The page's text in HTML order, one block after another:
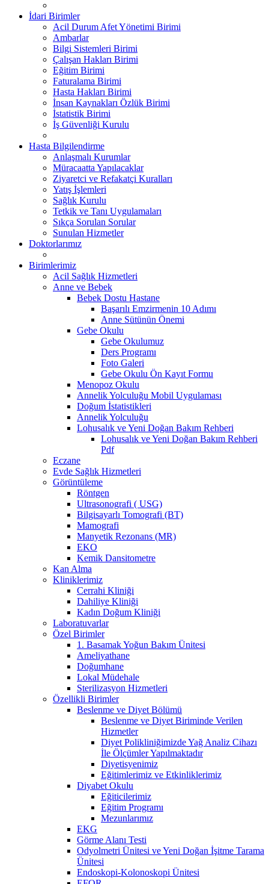
İdari Birimler
Acil Durum Afet Yönetimi Birimi
Ambarlar
Bilgi Sistemleri Birimi
Çalışan Hakları Birimi
Eğitim Birimi
Faturalama Birimi
Hasta Hakları Birimi
İnsan Kaynakları Özlük Birimi
İstatistik Birimi
İş Güvenliği Kurulu
Hasta Bilgilendirme
Anlaşmalı Kurumlar
Müracaatta Yapılacaklar
Ziyaretci ve Refakatçi Kuralları
Yatış İşlemleri
Sağlık Kurulu
Tetkik ve Tanı Uygulamaları
Sıkça Sorulan Sorular
Sunulan Hizmetler
Doktorlarımız
Birimlerimiz
Acil Sağlık Hizmetleri
Anne ve Bebek
Bebek Dostu Hastane
Başarılı Emzirmenin 10 Adımı
Anne Sütünün Önemi
Gebe Okulu
Gebe Okulumuz
Ders Programı
Foto Galeri
Gebe Okulu Ön Kayıt Formu
Menopoz Okulu
Annelik Yolculuğu Mobil Uygulaması
Doğum İstatistikleri
Annelik Yolculuğu
Lohusalık ve Yeni Doğan Bakım Rehberi
Lohusalık ve Yeni Doğan Bakım Rehberi
Pdf
Eczane
Evde Sağlık Hizmetleri
Görüntüleme
Röntgen
Ultrasonografi ( USG)
Bilgisayarlı Tomografi (BT)
Mamografi
Manyetik Rezonans (MR)
EKO
Kemik Dansitometre
Kan Alma
Kliniklerimiz
Cerrahi Kliniği
Dahiliye Kliniği
Kadın Doğum Kliniği
Laboratuvarlar
Özel Birimler
1. Basamak Yoğun Bakım Ünitesi
Ameliyathane
Doğumhane
Lokal Müdehale
Sterilizasyon Hizmetleri
Özellikli Birimler
Beslenme ve Diyet Bölümü
Beslenme ve Diyet Biriminde Verilen
Hizmetler
Diyet Polikliniğimizde Yağ Analiz Cihazı
İle Ölçümler Yapılmaktadır
Diyetisyenimiz
Eğitimlerimiz ve Etkinliklerimiz
Diyabet Okulu
Eğiticilerimiz
Eğitim Programı
Mezunlarımız
EKG
Görme Alanı Testi
Odyolmetri Ünitesi ve Yeni Doğan İşitme Tarama
Ünitesi
Endoskopi-Kolonoskopi Ünitesi